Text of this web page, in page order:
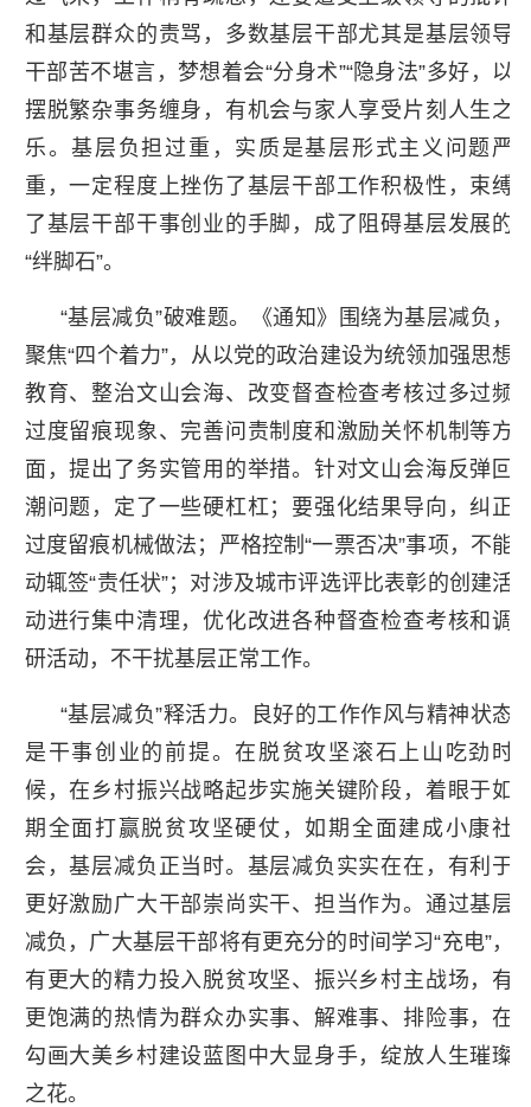
和基层群众的责骂，多数基层干部尤其是基层领导
干部苦不堪言，梦想着会“分身术”“隐身法”多好，以
摆脱繁杂事务缠身，有机会与家人享受片刻人生之
乐。基层负担过重，实质是基层形式主义问题严
重，一定程度上挫伤了基层干部工作积极性，束缚
了基层干部干事创业的手脚，成了阻碍基层发展的
“绊脚石”。
“基层减负”破难题。《通知》围绕为基层减负，
聚焦“四个着力”，从以党的政治建设为统领加强思想
教育、整治文山会海、改变督查检查考核过多过频
过度留痕现象、完善问责制度和激励关怀机制等方
面，提出了务实管用的举措。针对文山会海反弹回
潮问题，定了一些硬杠杠；要强化结果导向，纠正
过度留痕机械做法；严格控制“一票否决”事项，不能
动辄签“责任状”；对涉及城市评选评比表彰的创建活
动进行集中清理，优化改进各种督查检查考核和调
研活动，不干扰基层正常工作。
“基层减负”释活力。良好的工作作风与精神状态
是干事创业的前提。在脱贫攻坚滚石上山吃劲时
候，在乡村振兴战略起步实施关键阶段，着眼于如
期全面打赢脱贫攻坚硬仗，如期全面建成小康社
会，基层减负正当时。基层减负实实在在，有利于
更好激励广大干部崇尚实干、担当作为。通过基层
减负，广大基层干部将有更充分的时间学习“充电”，
有更大的精力投入脱贫攻坚、振兴乡村主战场，有
更饱满的热情为群众办实事、解难事、排险事，在
勾画大美乡村建设蓝图中大显身手，绽放人生璀璨
之花。